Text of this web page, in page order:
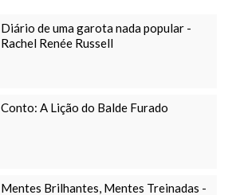
Diário de uma garota nada popular -
Rachel Renée Russell
Conto: A Lição do Balde Furado
Mentes Brilhantes, Mentes Treinadas -